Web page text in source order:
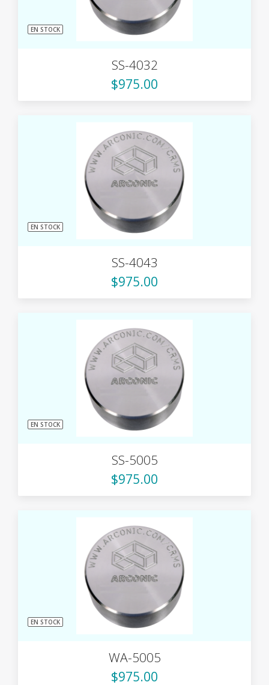
EN STOCK
SS-4032
$975.00
EN STOCK
SS-4043
$975.00
EN STOCK
SS-5005
$975.00
EN STOCK
WA-5005
$975.00